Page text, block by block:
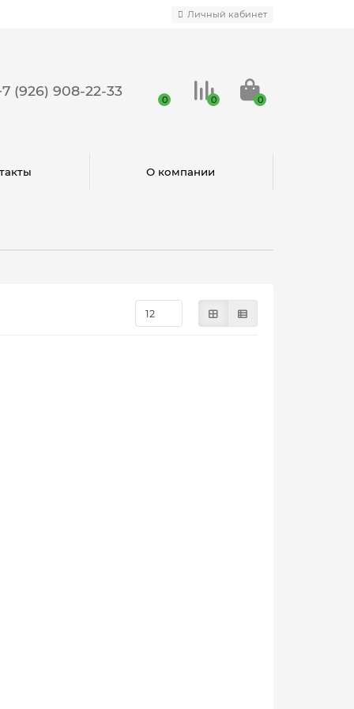
Личный кабинет
(926) 908-22-33
0 0 0
О компании